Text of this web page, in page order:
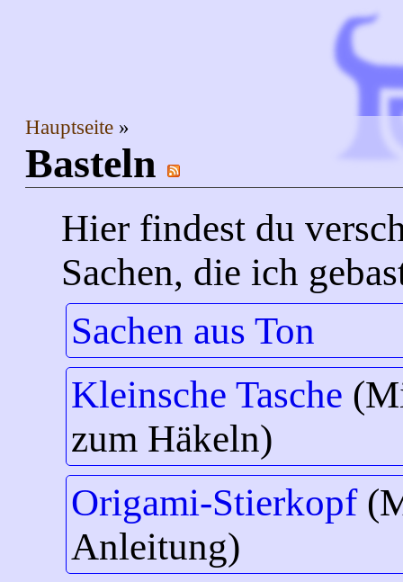
Hauptseite
Basteln
Hier findest du
Sachen, die ich
Sachen aus Ton
Kleinsche Tasche
zum Häkeln)
Origami-Stierkopf
Anleitung)